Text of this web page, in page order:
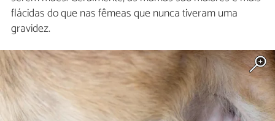
flácidas do que nas fêmeas que nunca tiveram uma
gravidez.